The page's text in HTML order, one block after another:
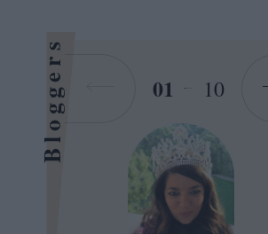
Bloggers 01 10